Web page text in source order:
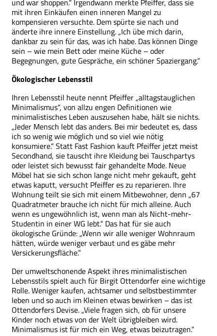
und war shoppen.“ Irgendwann merkte Pfeiffer, dass sie
mit ihren Einkäufen einen inneren Mangel zu
kompensieren versuchte. Dem spürte sie nach und
änderte ihre innere Einstellung. „Ich übe mich darin,
dankbar zu sein für das, was ich habe. Das können Dinge
sein – wie mein Bett oder meine Küche – oder
Begegnungen, gute Gespräche, ein schöner Spaziergang.“
Ökologischer Lebensstil
Ihren Lebensstil heute nennt Pfeiffer „alltagstauglichen
Minimalismus“, von allzu engen Definitionen wie
minimalistisches Leben auszusehen habe, hält sie nichts.
„Jeder Mensch lebt das anders. Bei mir bedeutet es, dass
ich so wenig wie möglich und so viel wie nötig
konsumiere.“ Statt Fast Fashion kauft Pfeiffer jetzt meist
Secondhand, sie tauscht ihre Kleidung bei Tauschpartys
oder leistet sich bewusst fair gehandelte Mode. Neue
Möbel hat sie sich schon lange nicht mehr gekauft, geht
etwas kaputt, versucht Pfeiffer es zu reparieren. Ihre
Wohnung teilt sie sich mit einem Mitbewohner, denn „67
Quadratmeter brauche ich nicht für mich alleine. Auch
wenn es ungewöhnlich ist, wenn man als Nicht-mehr-
Studentin in einer WG lebt.“ Das hat für sie auch
ökologische Gründe: „Wenn wir alle weniger Wohnraum
hätten, würde weniger verbaut und es gäbe mehr
Versickerungsfläche.“
Der umweltschonende Aspekt ihres minimalistischen
Lebensstils spielt auch für Birgit Ottendorfer eine wichtige
Rolle. Weniger kaufen, achtsamer und selbstbestimmter
leben und so auch im Kleinen etwas bewirken – das ist
Ottendorfers Devise. „Viele fragen sich, ob für unsere
Kinder noch etwas von der Welt übrigbleiben wird.
Minimalismus ist für mich ein Weg, etwas beizutragen.“